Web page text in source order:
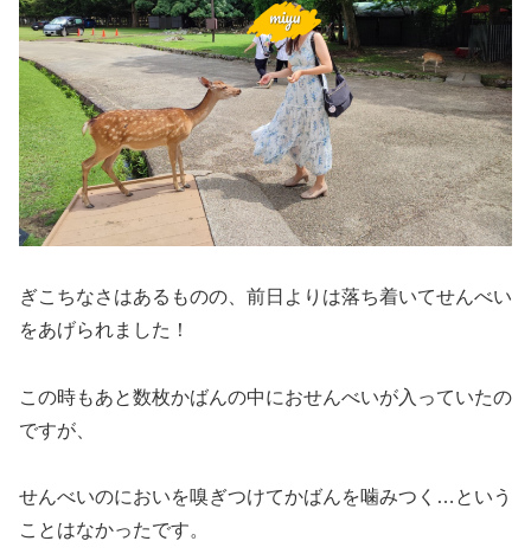
ぎこちなさはあるものの、前日よりは落ち着いてせんべい
をあげられました！
この時もあと数枚かばんの中におせんべいが入っていたの
ですが、
せんべいのにおいを嗅ぎつけてかばんを噛みつく…という
ことはなかったです。